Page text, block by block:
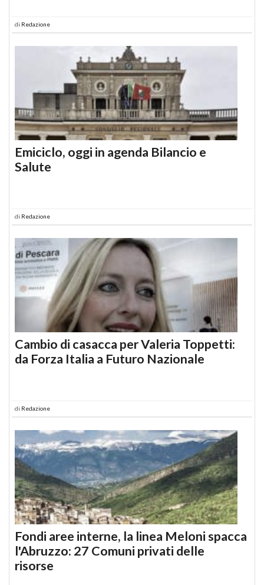
di Redazione
Emiciclo, oggi in agenda Bilancio e
Salute
di Redazione
Cambio di casacca per Valeria Toppetti:
da Forza Italia a Futuro Nazionale
di Redazione
Fondi aree interne, la linea Meloni spacca
l'Abruzzo: 27 Comuni privati delle
risorse